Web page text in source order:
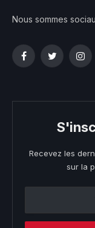
Nous sommes
FacebookTwitter
Recevez les
sur la